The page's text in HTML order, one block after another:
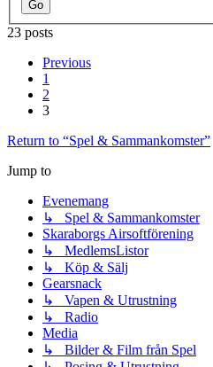
23 posts
Previous
1
2
3
Return to “Spel & Sammankomster”
Jump to
Evenemang
↳ Spel & Sammankomster
Skaraborgs Airsoftförening
↳ MedlemsListor
↳ Köp & Sälj
Gearsnack
↳ Vapen & Utrustning
↳ Radio
Media
↳ Bilder & Film från Spel